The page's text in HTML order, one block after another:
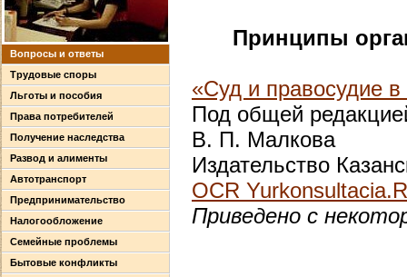
Вопросы и ответы
Трудовые споры
Льготы и пособия
Права потребителей
Получение наследства
Развод и алименты
Автотранспорт
Предпринимательство
Налогообложение
Семейные проблемы
Бытовые конфликты
Принципы
«Суд и правосудие
Под общей
В. П. Малкова
Издательство
OCR
Приведено с